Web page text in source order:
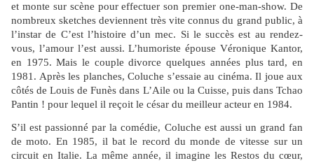
et monte sur scène pour effectuer son premier one-man-show. De
nombreux sketches deviennent très vite connus du grand public, à
l’instar de C’est l’histoire d’un mec. Si le succès est au rendez-
vous, l’amour l’est aussi. L’humoriste épouse Véronique Kantor,
en 1975. Mais le couple divorce quelques années plus tard, en
1981. Après les planches, Coluche s’essaie au cinéma. Il joue aux
côtés de Louis de Funès dans L’Aile ou la Cuisse, puis dans Tchao
Pantin ! pour lequel il reçoit le césar du meilleur acteur en 1984.
S’il est passionné par la comédie, Coluche est aussi un grand fan
de moto. En 1985, il bat le record du monde de vitesse sur un
circuit en Italie. La même année, il imagine les Restos du cœur,